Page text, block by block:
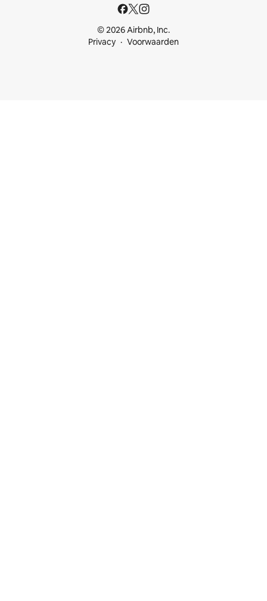
© 2026 Airbnb, Inc.
Privacy
Voorwaarden